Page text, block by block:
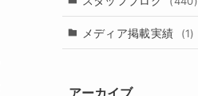
メディア掲載実績 (1)
アーカイブ